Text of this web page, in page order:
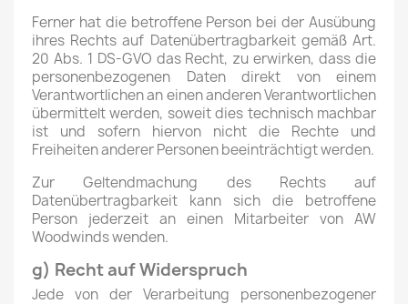
Ferner hat die betroffene Person bei der Ausübung
ihres Rechts auf Datenübertragbarkeit gemäß Art.
20 Abs. 1 DS-GVO das Recht, zu erwirken, dass die
personenbezogenen Daten direkt von einem
Verantwortlichen an einen anderen Verantwortlichen
übermittelt werden, soweit dies technisch machbar
ist und sofern hiervon nicht die Rechte und
Freiheiten anderer Personen beeinträchtigt werden.
Zur Geltendmachung des Rechts auf
Datenübertragbarkeit kann sich die betroffene
Person jederzeit an einen Mitarbeiter von AW
Woodwinds wenden.
g) Recht auf Widerspruch
Jede von der Verarbeitung personenbezogener